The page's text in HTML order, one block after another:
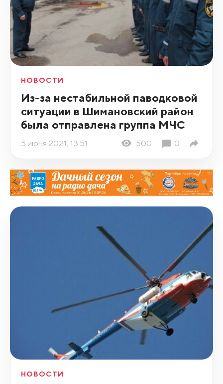
НОВОСТИ
Из-за нестабильной паводковой
ситуации в Шимановский район
была отправлена группа МЧС
5 июня 2021, 13:51 500 0
НОВОСТИ